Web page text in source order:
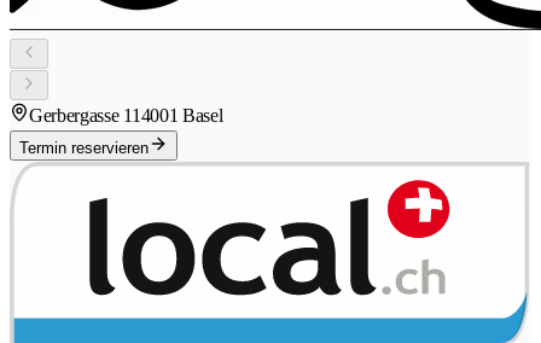
Gerbergasse 114001 Basel
Termin reservieren